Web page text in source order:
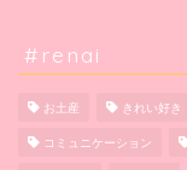
#renai
お土産 きれい好き
コミュニケーション